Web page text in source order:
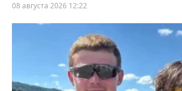
08 августа 2026 12:22